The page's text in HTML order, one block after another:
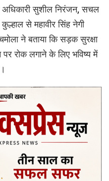
सुशील निरंजन, सचल
से महावीर सिंह नेगी
ने बताया कि सड़क सुरक्षा
रोक लगाने के लिए भविष्य में